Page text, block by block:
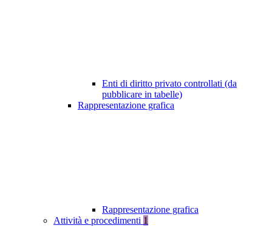
Enti di diritto privato controllati (da
pubblicare in tabelle)
Rappresentazione grafica
Rappresentazione grafica
Attività e procedimenti 1